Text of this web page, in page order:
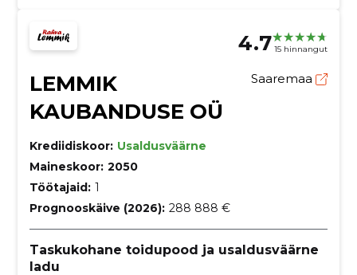
4.7 15 hinnangut
LEMMIK
KAUBANDUSE OÜ
Saaremaa
Krediidiskoor: Usaldusväärne
Maineskoor: 2050
Töötajaid: 1
Prognooskäive (2026): 288 888 €
Taskukohane toidupood ja usaldusväärne
ladu